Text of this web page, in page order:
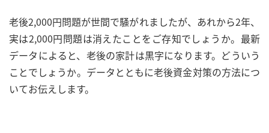
老後2,000円問題が世間で騒がれましたが、あれから2年、
実は2,000円問題は消えたことをご存知でしょうか。最新
データによると、老後の家計は黒字になります。どういう
ことでしょうか。データとともに老後資金対策の方法につ
いてお伝えします。